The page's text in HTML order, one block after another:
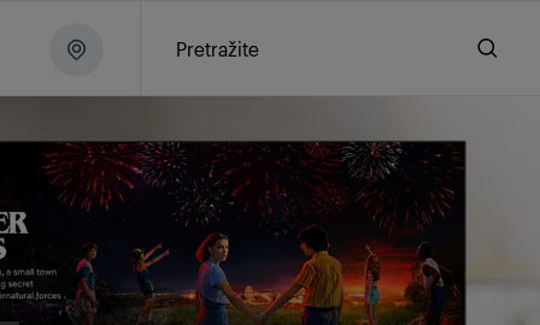
Pretražite